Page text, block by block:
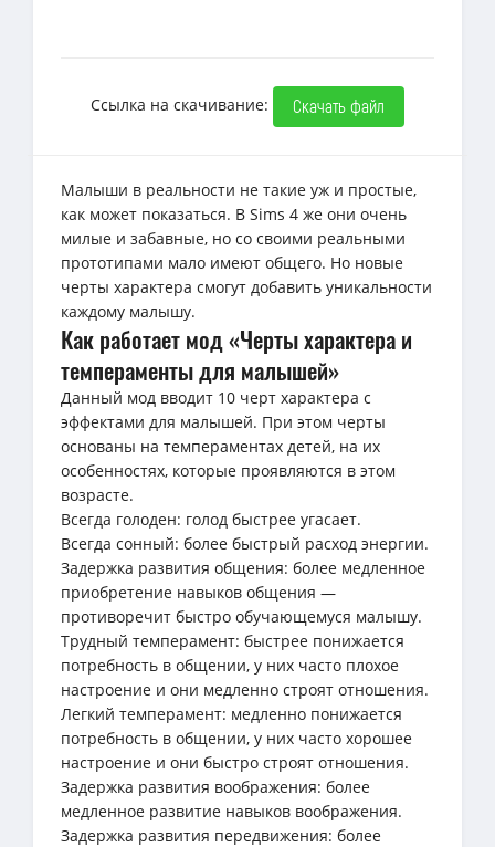
Ссылка на скачивание: Скачать файл
Малыши в реальности не такие уж и простые,
как может показаться. В Sims 4 же они очень
милые и забавные, но со своими реальными
прототипами мало имеют общего. Но новые
черты характера смогут добавить уникальности
каждому малышу.
Как работает мод «Черты характера и
темпераменты для малышей»
Данный мод вводит 10 черт характера с
эффектами для малышей. При этом черты
основаны на темпераментах детей, на их
особенностях, которые проявляются в этом
возрасте.
Всегда голоден: голод быстрее угасает.
Всегда сонный: более быстрый расход энергии.
Задержка развития общения: более медленное
приобретение навыков общения —
противоречит быстро обучающемуся малышу.
Трудный темперамент: быстрее понижается
потребность в общении, у них часто плохое
настроение и они медленно строят отношения.
Легкий темперамент: медленно понижается
потребность в общении, у них часто хорошее
настроение и они быстро строят отношения.
Задержка развития воображения: более
медленное развитие навыков воображения.
Задержка развития передвижения: более